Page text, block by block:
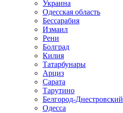
Украина
Одесская область
Бессарабия
Измаил
Рени
Болград
Килия
Татарбунары
Арциз
Сарата
Тарутино
Белгород-Днестровский
Одесса